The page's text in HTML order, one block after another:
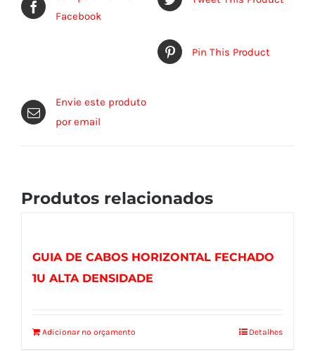
Facebook
Pin This Product
Envie este produto
por email
Produtos relacionados
GUIA DE CABOS HORIZONTAL FECHADO
1U ALTA DENSIDADE
Adicionar no orçamento Detalhes